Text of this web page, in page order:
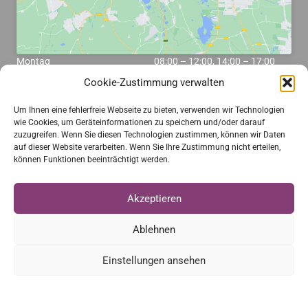
Cookie-Zustimmung verwalten
Um Ihnen eine fehlerfreie Webseite zu bieten, verwenden wir Technologien
wie Cookies, um Geräteinformationen zu speichern und/oder darauf
zuzugreifen. Wenn Sie diesen Technologien zustimmen, können wir Daten
auf dieser Website verarbeiten. Wenn Sie Ihre Zustimmung nicht erteilen,
können Funktionen beeinträchtigt werden.
Akzeptieren
Ablehnen
Einstellungen ansehen
Montag 08:00 – 12:00, 14:00 – 17:00
08:00 – 12:00
Mittwoch 08:00 – 12:00
Donnerstag 08:00 – 12:00, 14:00 – 17:00
Freitag 08:00 – 12:00
Weitere Links
© 2020 DELTA NORD. All Rights Reserved.